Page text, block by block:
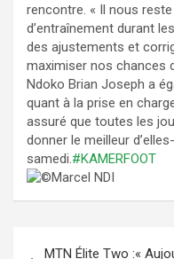
rencontre. « Il nous
d’entraînement durant
des ajustements et
maximiser nos chances
Ndoko Brian Joseph a
quant à la prise en
assuré que toutes les
donner le meilleur
samedi.#KAMERFOOT
Marcel NDI
Navigation
MTN Élite Two :«